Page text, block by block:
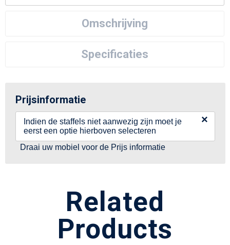
Omschrijving
Specificaties
Prijsinformatie
Indien de staffels niet aanwezig zijn moet je
eerst een optie hierboven selecteren
×
Draai uw mobiel voor de Prijs informatie
Related
Products